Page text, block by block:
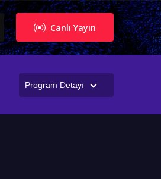
Canlı Yayın
Program Detayı